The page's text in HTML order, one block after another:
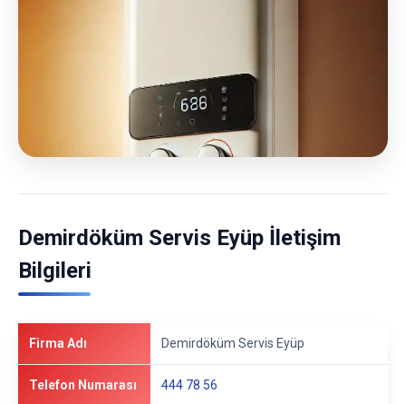
Demirdöküm Servis Eyüp İletişim
Bilgileri
Firma Adı Demirdöküm Servis Eyüp
Telefon Numarası 444 78 56